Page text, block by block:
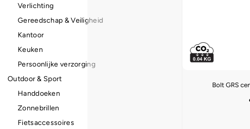
Bolt GRS
Verlichting
Gereedschap & Veiligheid
Kantoor
Keuken
Persoonlijke verzorging
Outdoor & Sport
Handdoeken
Zonnebrillen
Fietsaccessoires